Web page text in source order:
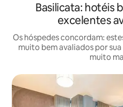
Basilicata: hotéis
excelentes
Os hóspedes concordam:
muito bem avaliados por
muito